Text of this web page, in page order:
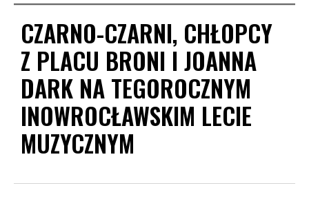
CZARNO-CZARNI, CHŁOPCY
Z PLACU BRONI I JOANNA
DARK NA TEGOROCZNYM
INOWROCŁAWSKIM LECIE
MUZYCZNYM